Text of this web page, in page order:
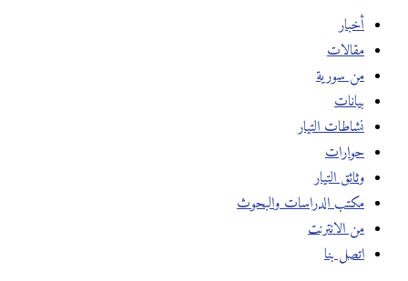
أخبار
مقالات
من سورية
بيانات
نشاطات التيار
حوارات
وثائق التيار
مكتب الدراسات والبحوث
من الانترنت
اتصل بنا